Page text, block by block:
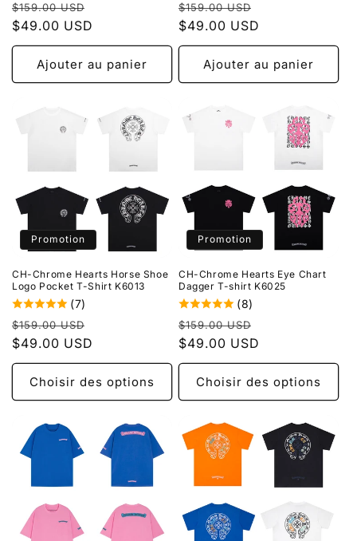
Prix
habituel
$159.00 USD
promotionnel
$49.00 USD
Ajouter au panier
Prix
habituel
$159.00 USD
$49.00 USD
Ajouter au panier
Promotion
CH-Chrome Hearts Horse Shoe
Logo Pocket T-Shirt K6013
(7)
Prix
habituel
$159.00 USD
promotionnel
$49.00 USD
Choisir des options
Promotion
CH-Chrome Hearts Eye Chart
Dagger T-shirt K6025
(8)
Prix
habituel
$159.00 USD
$49.00 USD
Choisir des options